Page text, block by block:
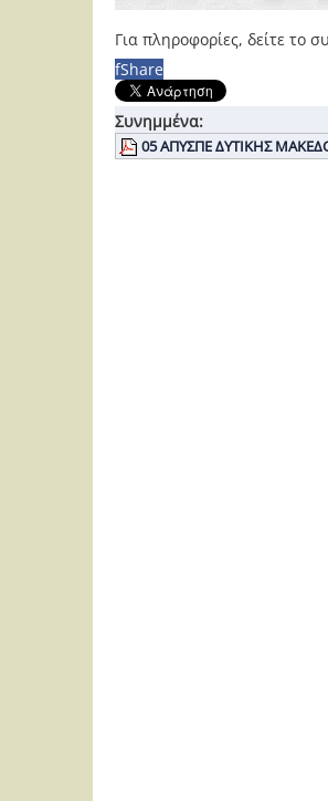
Για πληροφορίες, δείτε το
fShare
Συνημμένα:
05 ΑΠΥΣΠΕ ΔΥΤΙΚΗΣ